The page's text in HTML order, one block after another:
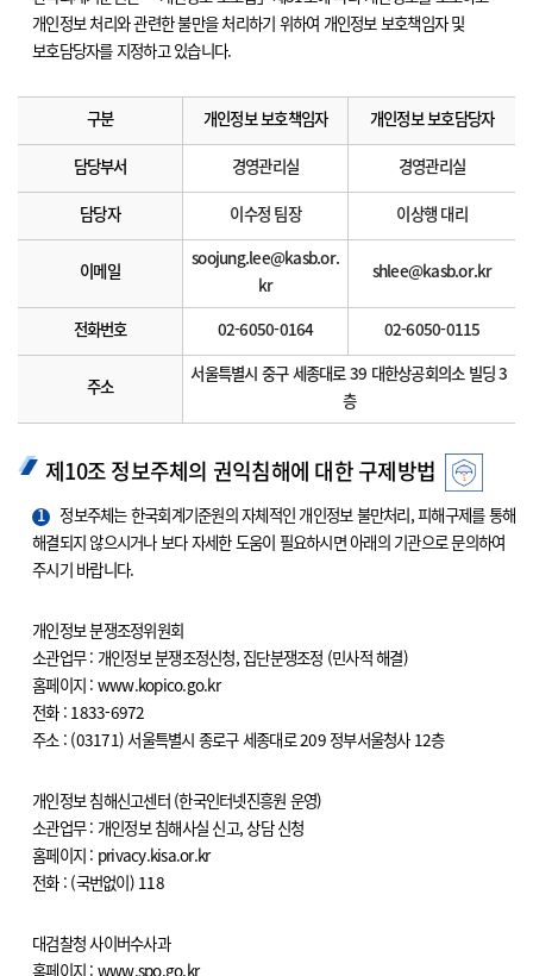
개인정보 처리와 관련한 불만을 처리하기 위하여 개인정보 보호책임자 및
보호담당자를 지정하고 있습니다.
구분 개인정보 보호책임자 개인정보 보호담당자
담당부서 경영관리실 경영관리실
담당자 이수정 팀장 이상행 대리
이메일
soojung.lee@kasb.or.
kr
shlee@kasb.or.kr
전화번호 02-6050-0164 02-6050-0115
주소
서울특별시 중구 세종대로 39 대한상공회의소 빌딩 3
층
제10조 정보주체의 권익침해에 대한 구제방법
1
정보주체는 한국회계기준원의 자체적인 개인정보 불만처리, 피해구제를 통해
해결되지 않으시거나 보다 자세한 도움이 필요하시면 아래의 기관으로 문의하여
주시기 바랍니다.
개인정보 분쟁조정위원회
소관업무 : 개인정보 분쟁조정신청, 집단분쟁조정 (민사적 해결)
홈페이지 : www.kopico.go.kr
전화 : 1833-6972
주소 : (03171) 서울특별시 종로구 세종대로 209 정부서울청사 12층
개인정보 침해신고센터 (한국인터넷진흥원 운영)
소관업무 : 개인정보 침해사실 신고, 상담 신청
홈페이지 : privacy.kisa.or.kr
전화 : (국번없이) 118
대검찰청 사이버수사과
홈페이지 : www.spo.go.kr